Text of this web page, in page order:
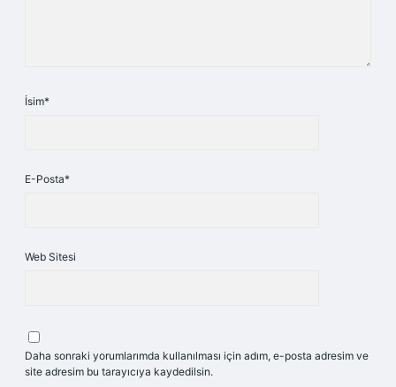
İsim*
E-Posta*
Web Sitesi
Daha sonraki yorumlarımda kullanılması için adım, e-posta adresim ve
site adresim bu tarayıcıya kaydedilsin.